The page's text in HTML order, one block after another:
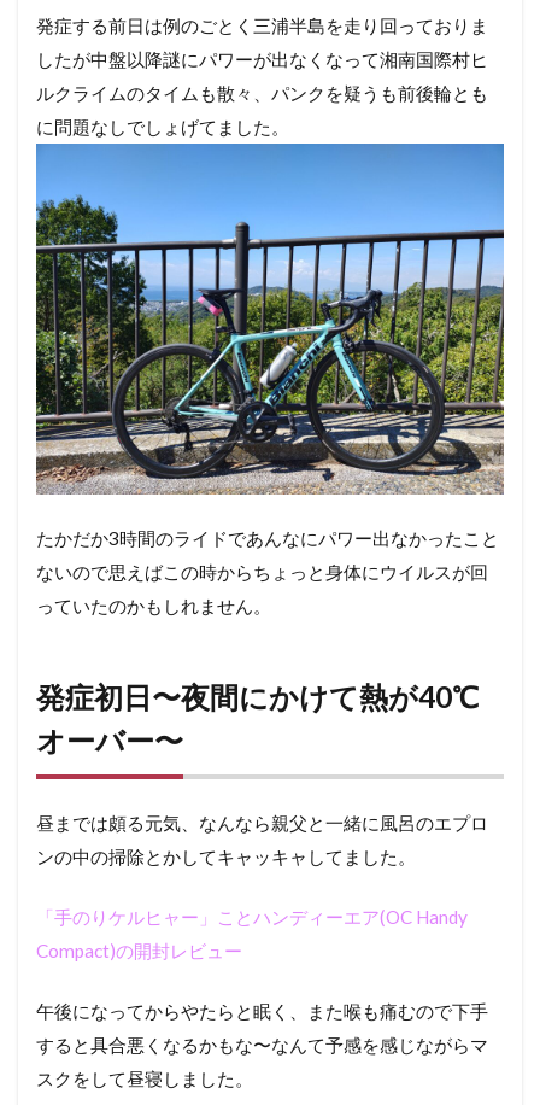
発症
2日
目〜
どう
にも
熱が
下が
らな
い〜
5
発症
3日
目〜
解熱
して
よう
院、
コロ
染発
発症4
日目〜
喉の痛
みがヤ
い！
水も飲
めな
宅〜
7
日目〜
引き続
き喉の
痛みが
ヤバ
発症する前日は例のごとく三浦半島を走り回っておりま
したが中盤以降謎にパワーが出なくなって湘南国際村ヒ
ルクライムのタイムも散々、パンクを疑うも前後輪とも
に問題なしでしょげてました。
たかだか3時間のライドであんなにパワー出なかったこと
ないので思えばこの時からちょっと身体にウイルスが回
っていたのかもしれません。
発症初日〜夜間にかけて熱が40℃
オーバー〜
昼までは頗る元気、なんなら親父と一緒に風呂のエプロ
ンの中の掃除とかしてキャッキャしてました。
「手のりケルヒャー」ことハンディーエア(OC Handy
Compact)の開封レビュー
午後になってからやたらと眠く、また喉も痛むので下手
すると具合悪くなるかもな〜なんて予感を感じながらマ
スクをして昼寝しました。